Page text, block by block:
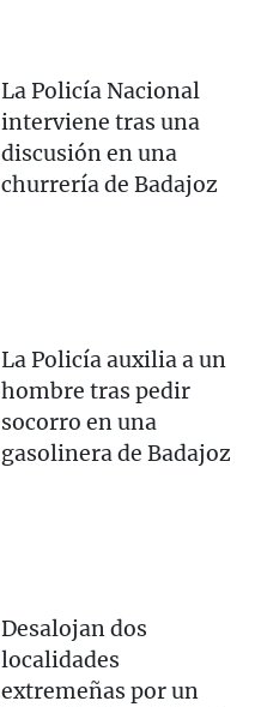
La Policía Nacional
interviene tras una
discusión en una
churrería de Badajoz
La Policía auxilia a un
hombre tras pedir
socorro en una
gasolinera de Badajoz
Desalojan dos
localidades
extremeñas por un